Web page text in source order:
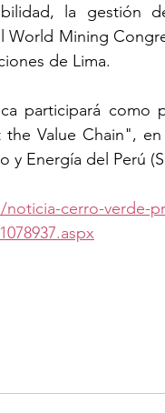
la gestión
Mining
de Lima.
participará como
Value Chain",
y Energía del Perú
cerro-verde-